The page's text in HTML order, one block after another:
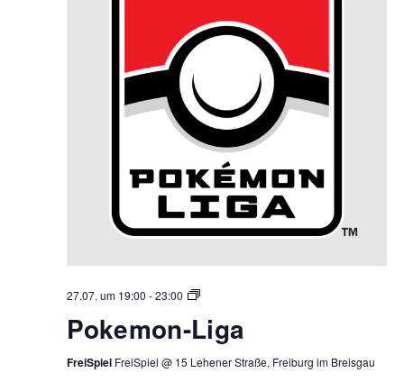
27.07. um 19:00 -23:00
Pokemon
Pokemon-Liga
FreiSpiel FreiSpiel @ 15 Lehener Straße, Freiburg im Breisgau